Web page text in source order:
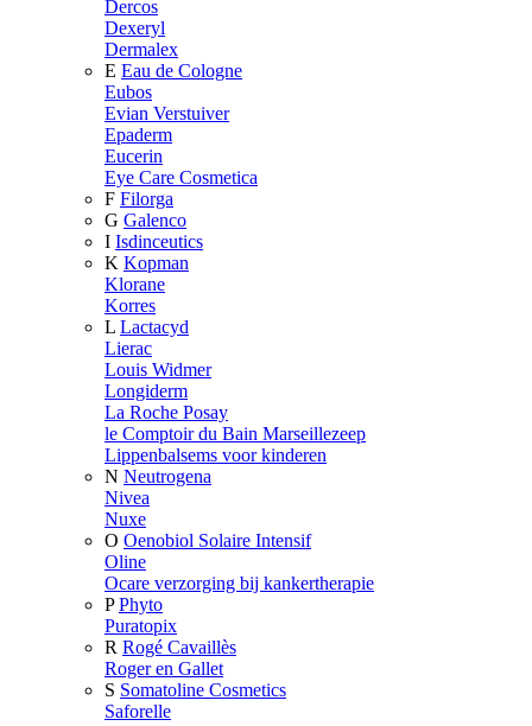
Dercos
Dexeryl
Dermalex
E Eau de Cologne
Eubos
Evian Verstuiver
Epaderm
Eucerin
Eye Care Cosmetica
F Filorga
G Galenco
I Isdinceutics
K Kopman
Klorane
Korres
L Lactacyd
Lierac
Louis Widmer
Longiderm
La Roche Posay
le Comptoir du Bain Marseillezeep
Lippenbalsems voor kinderen
N Neutrogena
Nivea
Nuxe
O Oenobiol Solaire Intensif
Oline
Ocare verzorging bij kankertherapie
P Phyto
Puratopix
R Rogé Cavaillès
Roger en Gallet
S Somatoline Cosmetics
Saforelle